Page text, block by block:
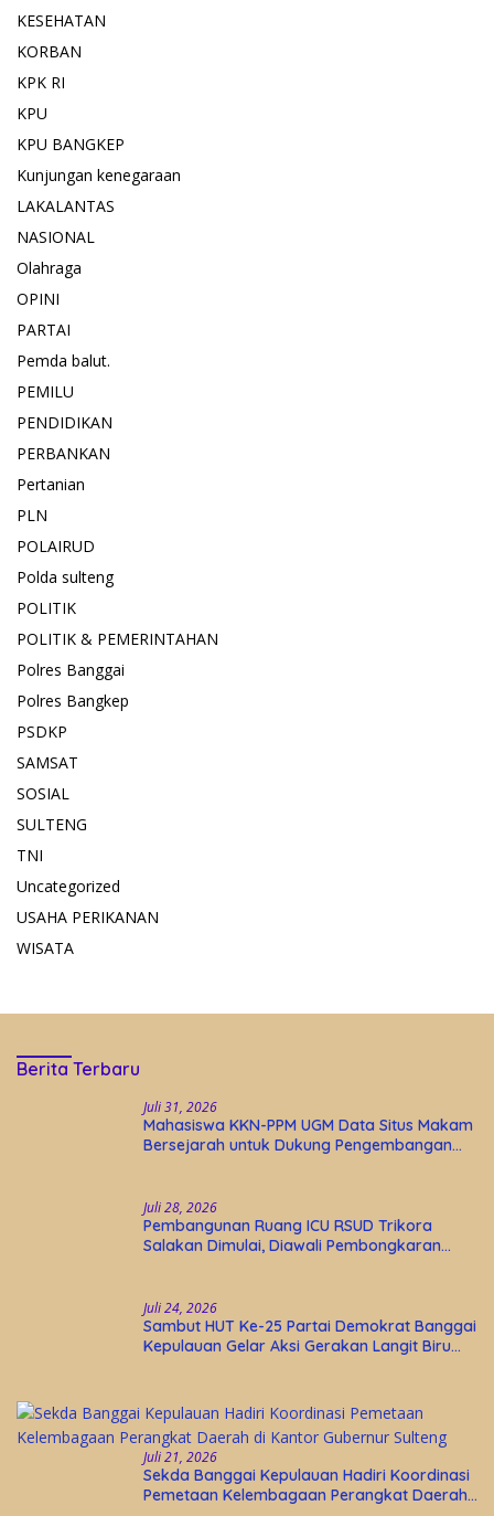
KESEHATAN
KORBAN
KPK RI
KPU
KPU BANGKEP
Kunjungan kenegaraan
LAKALANTAS
NASIONAL
Olahraga
OPINI
PARTAI
Pemda balut.
PEMILU
PENDIDIKAN
PERBANKAN
Pertanian
PLN
POLAIRUD
Polda sulteng
POLITIK
POLITIK & PEMERINTAHAN
Polres Banggai
Polres Bangkep
PSDKP
SAMSAT
SOSIAL
SULTENG
TNI
Uncategorized
USAHA PERIKANAN
WISATA
Berita Terbaru
Juli 31, 2026
Mahasiswa KKN-PPM UGM Data Situs Makam
Bersejarah untuk Dukung Pengembangan
Juli 28, 2026
Pembangunan Ruang ICU RSUD Trikora
Salakan Dimulai, Diawali Pembongkaran
Juli 24, 2026
Sambut HUT Ke-25 Partai Demokrat Banggai
Kepulauan Gelar Aksi Gerakan Langit Biru
Juli 21, 2026
Sekda Banggai Kepulauan Hadiri Koordinasi
Pemetaan Kelembagaan Perangkat Daerah